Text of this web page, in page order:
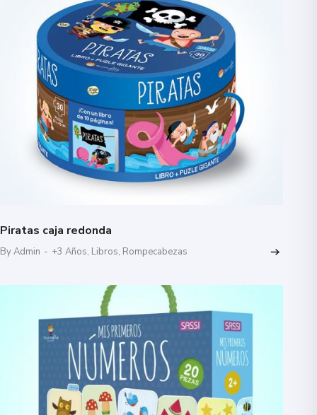
Piratas caja redonda
By Admin - +3 Años, Libros, Rompecabezas